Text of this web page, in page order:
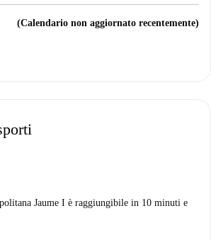
(Calendario non aggiornato recentemente)
Jaume I è raggiungibile in 10 minuti e